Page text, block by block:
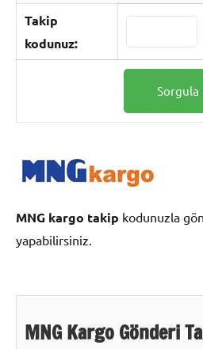
Takip
kodunuz:
MNG kargo takip kodunuzla
yapabilirsiniz.
MNG Kargo Gönderi